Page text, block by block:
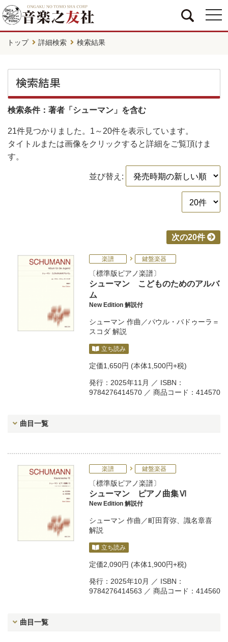
トップ 詳細検索 検索結果
検索結果
検索条件：著者「シューマン」を含む
21件見つかりました。 1～20件を表示しています。
タイトルまたは画像をクリックすると詳細をご覧頂けま
す。
並び替え:
次の20件
楽譜 鍵盤楽器
標準版ピアノ楽譜
シューマン こどものためのアルバ
ム
New Edition 解説付
シューマン 作曲／パウル・バドゥーラ＝
スコダ 解説
立ち読み
定価1,650円 (本体1,500円+税)
発行：2025年11月 ／ ISBN：
9784276414570 ／ 商品コード：414570
曲目一覧
楽譜 鍵盤楽器
標準版ピアノ楽譜
シューマン ピアノ曲集Ⅵ
New Edition 解説付
シューマン 作曲／町田育弥
識名章喜
解説
立ち読み
定価2,090円 (本体1,900円+税)
発行：2025年10月 ／ ISBN：
9784276414563 ／ 商品コード：414560
曲目一覧